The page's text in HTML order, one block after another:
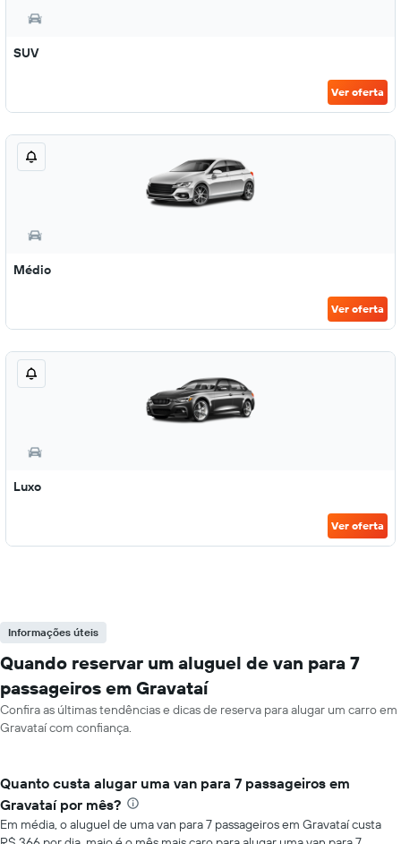
SUV
Ver oferta
Médio
Ver oferta
Luxo
Ver oferta
Informações úteis
Quando reservar um aluguel de van para 7
passageiros em Gravataí
Confira as últimas tendências e dicas de reserva para alugar um carro em
Gravataí com confiança.
Quanto custa alugar uma van para 7 passageiros em
Gravataí por mês?
Em média, o aluguel de uma van para 7 passageiros em Gravataí custa